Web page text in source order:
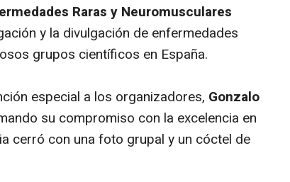
Raras y Neuromusculares
y la divulgación de enfermedades
grupos científicos en España.
especial a los organizadores, Gonzalo
su compromiso con la excelencia en
cerró con una foto grupal y un cóctel de